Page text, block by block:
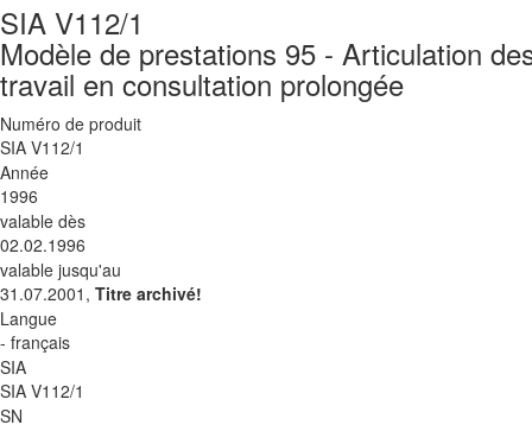
SIA V112/1
Modèle de prestations 95 - Articulation
travail en consultation prolongée
Numéro de produit
SIA V112/1
Année
1996
valable dès
02.02.1996
valable jusqu'au
31.07.2001, Titre archivé!
Langue
- français
SIA
SIA V112/1
SN